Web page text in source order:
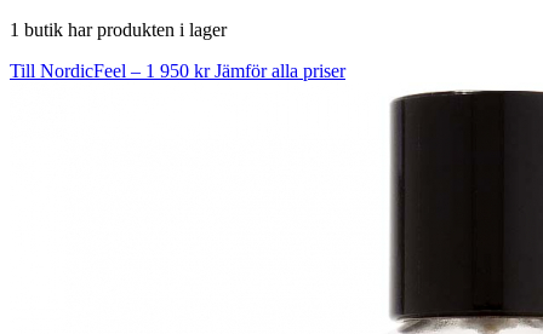
1 butik har produkten i lager
Till NordicFeel – 1 950 krJämför alla priser